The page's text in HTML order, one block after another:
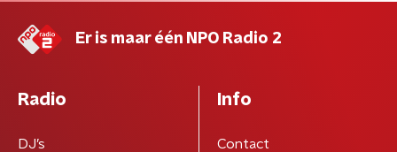
Er is maar één NPO Radio 2
Radio
DJ’s
Info
Contact